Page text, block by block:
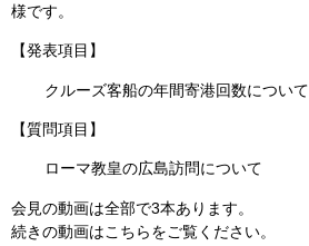
様です。
【発表項目】
クルーズ客船の年間寄港回数について
【質問項目】
ローマ教皇の広島訪問について
会見の動画は全部で3本あります。
続きの動画はこちらをご覧ください。